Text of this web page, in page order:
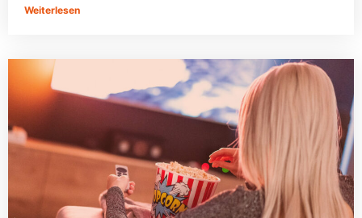
Weiterlesen